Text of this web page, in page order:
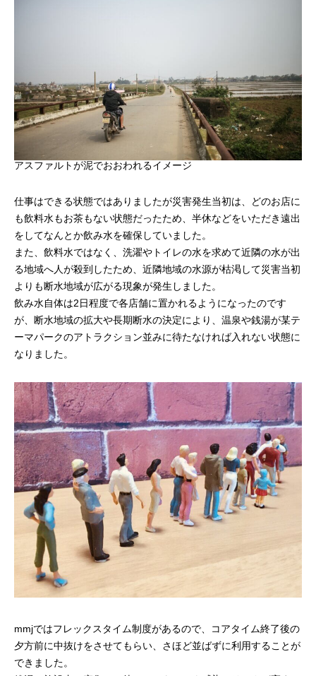
アスファルトが泥でおおわれるイメージ
仕事はできる状態ではありましたが災害発生当初は、どのお店に
も飲料水もお茶もない状態だったため、半休などをいただき遠出
をしてなんとか飲み水を確保していました。
また、飲料水ではなく、洗濯やトイレの水を求めて近隣の水が出
る地域へ人が殺到したため、近隣地域の水源が枯渇して災害当初
よりも断水地域が広がる現象が発生しました。
飲み水自体は2日程度で各店舗に置かれるようになったのです
が、断水地域の拡大や長期断水の決定により、温泉や銭湯が某テ
ーマパークのアトラクション並みに待たなければ入れない状態に
なりました。
mmjではフレックスタイム制度があるので、コアタイム終了後の
夕方前に中抜けをさせてもらい、さほど並ばずに利用することが
できました。